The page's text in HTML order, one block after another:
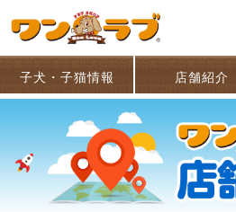
子犬・子猫情報 店舗紹介